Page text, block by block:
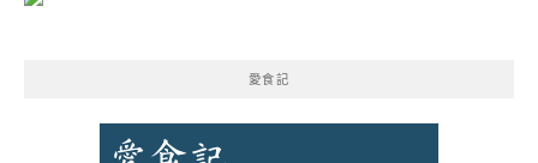
愛食記